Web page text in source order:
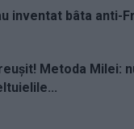
inventat bâta anti-
Metoda Milei: